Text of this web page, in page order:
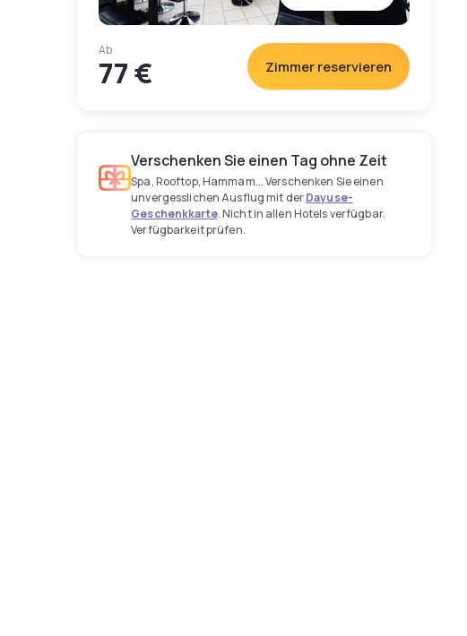
Ab
77 € Zimmer reservieren
Verschenken Sie einen Tag ohne Zeit
Spa, Rooftop, Hammam... Verschenken Sie einen
unvergesslichen Ausflug mit derDayuse-
Geschenkkarte. Nicht in allen Hotels verfügbar.
Verfügbarkeit prüfen.